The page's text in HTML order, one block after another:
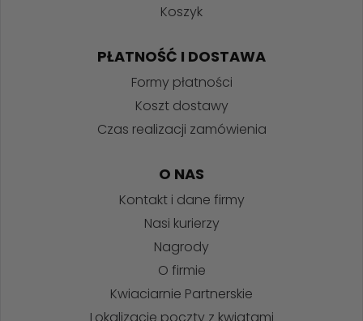
Koszyk
PŁATNOŚĆ I DOSTAWA
Formy płatności
Koszt dostawy
Czas realizacji zamówienia
O NAS
Kontakt i dane firmy
Nasi kurierzy
Nagrody
O firmie
Kwiaciarnie Partnerskie